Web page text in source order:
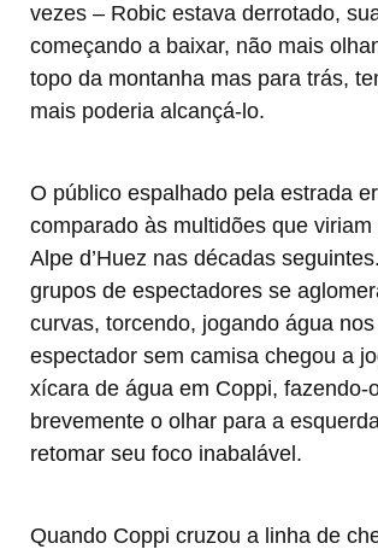
vezes – Robic estava derrotado,
começando a baixar, não mais
topo da montanha mas para trás,
mais poderia alcançá-lo.
O público espalhado pela estrada
comparado às multidões que
Alpe d’Huez nas décadas
grupos de espectadores se
curvas, torcendo, jogando água
espectador sem camisa chegou a
xícara de água em Coppi, fazendo-
brevemente o olhar para a
retomar seu foco inabalável.
Quando Coppi cruzou a linha de